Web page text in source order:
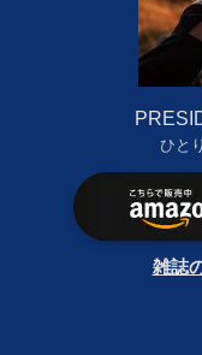
ひと
雑誌